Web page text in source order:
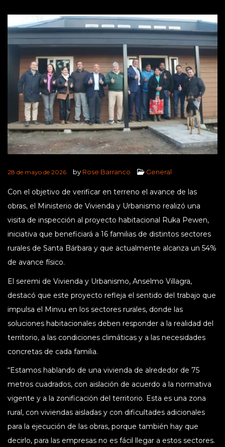
28 de mayo de 2026 by Rose Barranco General
Con el objetivo de verificar en terreno el avance de las
obras, el Ministerio de Vivienda y Urbanismo realizó una
visita de inspección al proyecto habitacional Ruka Pewen,
iniciativa que beneficiará a 16 familias de distintos sectores
rurales de Santa Bárbara y que actualmente alcanza un 54%
de avance físico.
El seremi de Vivienda y Urbanismo, Anselmo Villagra,
destacó que este proyecto refleja el sentido del trabajo que
impulsa el Minvu en los sectores rurales, donde las
soluciones habitacionales deben responder a la realidad del
territorio, a las condiciones climáticas y a las necesidades
concretas de cada familia.
“Estamos hablando de una vivienda de alrededor de 75
metros cuadrados, con aislación de acuerdo a la normativa
vigente y a la zonificación del territorio. Esta es una zona
rural, con viviendas aisladas y con dificultades adicionales
para la ejecución de las obras, porque también hay que
decirlo, para las empresas no es fácil llegar a estos sectores.